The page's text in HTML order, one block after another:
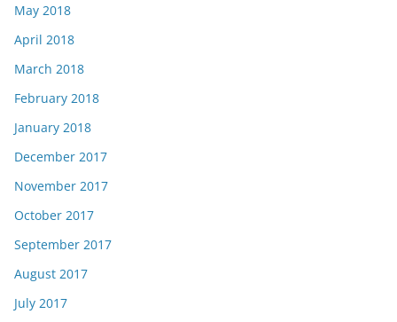
May 2018
April 2018
March 2018
February 2018
January 2018
December 2017
November 2017
October 2017
September 2017
August 2017
July 2017